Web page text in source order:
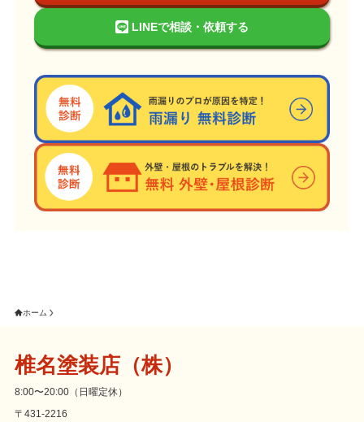
LINEで相談・依頼する
ホーム
椎名塗装店（株）
8:00〜20:00（日曜定休）
〒431-2216